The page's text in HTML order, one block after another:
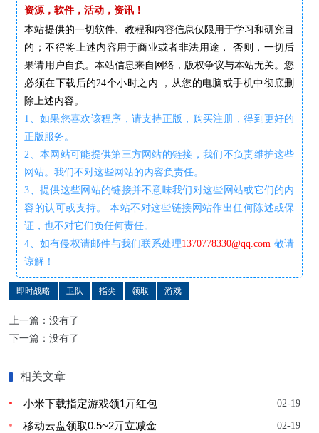
资源，软件，活动，资讯！
本站提供的一切软件、教程和内容信息仅限用于学习和研究目
的；不得将上述内容用于商业或者非法用途， 否则，一切后
果请用户自负。本站信息来自网络，版权争议与本站无关。您
必须在下载后的24个小时之内 ，从您的电脑或手机中彻底删
除上述内容。
1、如果您喜欢该程序，请支持正版，购买注册，得到更好的
正版服务。
2、本网站可能提供第三方网站的链接，我们不负责维护这些
网站。我们不对这些网站的内容负责任。
3、提供这些网站的链接并不意味我们对这些网站或它们的内
容的认可或支持。 本站不对这些链接网站作出任何陈述或保
证，也不对它们负任何责任。
4、如有侵权请邮件与我们联系处理1370778330@qq.com 敬请
谅解！
即时战略 卫队 指尖 领取 游戏
上一篇：没有了
下一篇：没有了
相关文章
02-19
小米下载指定游戏领1亓红包
02-19
移动云盘领取0.5~2亓立减金